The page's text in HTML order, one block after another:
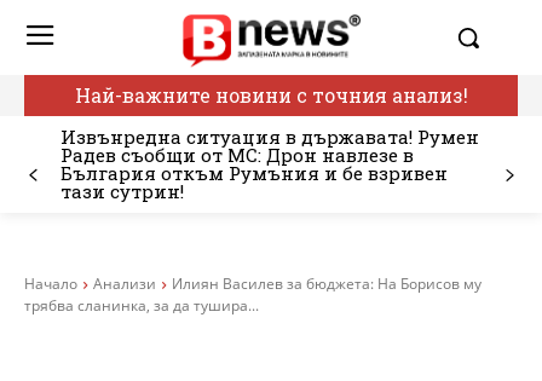
Най-важните новини с точния анализ!
Извънредна ситуация в държавата! Румен
Радев съобщи от МС: Дрон навлезе в
България откъм Румъния и бе взривен
тази сутрин!
Начало Анализи
Илиян Василев за бюджета: На Борисов му
трябва сланинка, за да тушира...